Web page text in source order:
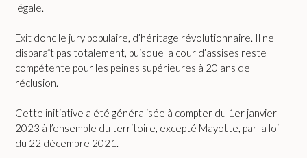
légale.
Exit donc le jury populaire, d’héritage révolutionnaire. Il ne
disparaît pas totalement, puisque la cour d’assises reste
compétente pour les peines supérieures à 20 ans de
réclusion.
Cette initiative a été généralisée à compter du 1er janvier
2023 à l’ensemble du territoire, excepté Mayotte, par la loi
du 22 décembre 2021.